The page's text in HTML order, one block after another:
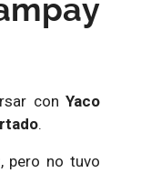
conYaco
.
, pero no tuvo